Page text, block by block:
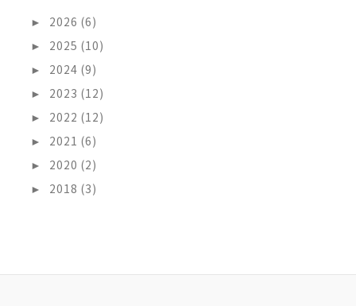
►
2026 (6)
►
2025 (10)
►
2024 (9)
►
2023 (12)
►
2022 (12)
►
2021 (6)
►
2020 (2)
►
2018 (3)